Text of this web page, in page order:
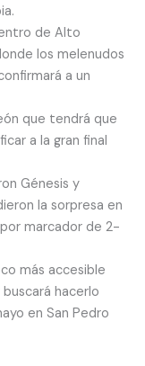
de Alto
los melenudos
a un
que tendrá que
a la gran final
Génesis y
la sorpresa en
marcador de 2-
más accesible
hacerlo
en San Pedro